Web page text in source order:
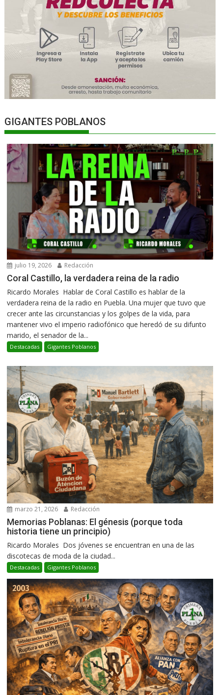
GIGANTES POBLANOS
julio 19, 2026 Redacción
Coral Castillo, la verdadera reina de la radio
Ricardo Morales Hablar de Coral Castillo es hablar de la
verdadera reina de la radio en Puebla. Una mujer que tuvo que
crecer ante las circunstancias y los golpes de la vida, para
mantener vivo el imperio radiofónico que heredó de su difunto
marido, el senador de la...
Destacadas Gigantes Poblanos
marzo 21, 2026 Redacción
Memorias Poblanas: El génesis (porque toda
historia tiene un principio)
Ricardo Morales Dos jóvenes se encuentran en una de las
discotecas de moda de la ciudad...
Destacadas Gigantes Poblanos